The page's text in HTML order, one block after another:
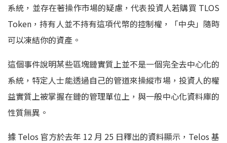
系統，並存在著操作市場的疑慮，代表投資人若購買 TLOS
Token，持有人並不持有這項代幣的控制權，「中央」隨時
可以凍結你的資產。
這個事件說明某些區塊鏈實質上並不是一個完全去中心化的
系統，特定人士能透過自己的管道來操縱市場，投資人的權
益實質上被掌握在鏈的管理單位上，與一般中心化資料庫的
性質無異。
據 Telos 官方於去年 12 月 25 日釋出的資料顯示，Telos 基